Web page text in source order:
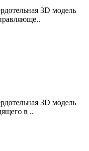
3D модель
3D модель
в ..